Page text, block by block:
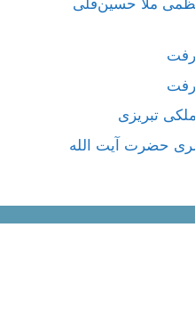
تبریزی
حضرت آیت الله